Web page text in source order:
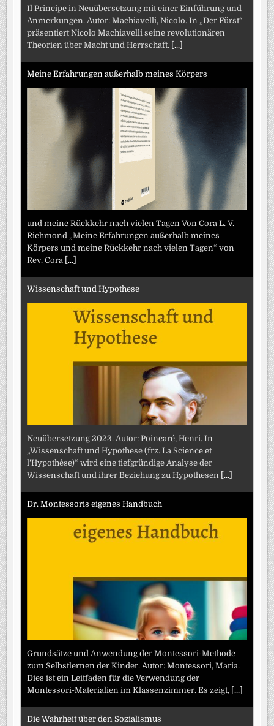
Il Principe in Neuübersetzung mit einer Einführung und
Anmerkungen. Autor: Machiavelli, Nicolo. In „Der Fürst“
präsentiert Nicolo Machiavelli seine revolutionären
Theorien über Macht und Herrschaft. [...]
Meine Erfahrungen außerhalb meines Körpers
und meine Rückkehr nach vielen Tagen Von Cora L. V.
Richmond „Meine Erfahrungen außerhalb meines
Körpers und meine Rückkehr nach vielen Tagen“ von
Rev. Cora [...]
Wissenschaft und Hypothese
Neuübersetzung 2023. Autor: Poincaré, Henri. In
„Wissenschaft und Hypothese (frz. La Science et
l’Hypothèse)“ wird eine tiefgründige Analyse der
Wissenschaft und ihrer Beziehung zu Hypothesen [...]
Dr. Montessoris eigenes Handbuch
Grundsätze und Anwendung der Montessori-Methode
zum Selbstlernen der Kinder. Autor: Montessori, Maria.
Dies ist ein Leitfaden für die Verwendung der
Montessori-Materialien im Klassenzimmer. Es zeigt, [...]
Die Wahrheit über den Sozialismus